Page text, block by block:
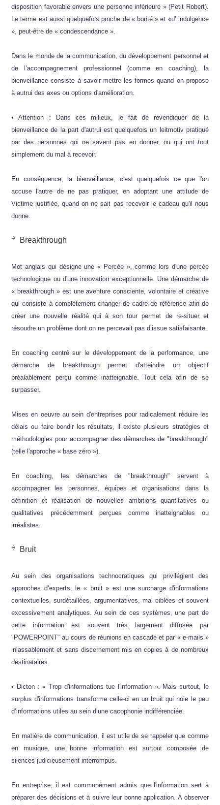
disposition favorable envers une personne inférieure » (Petit Robert).
Le terme est aussi quelquefois proche de « bonté » et «d’ indulgence
», peut-être de « condescendance ».
Dans le monde de la communication, du développement personnel et
de l’accompagnement professionnel (comme en coaching), la
bienveillance consiste à savoir mettre les formes quand on propose
à autrui des axes ou options d'amélioration.
• Attention : Dans ces milieux, le fait de revendiquer de la
bienveillance de la part d'autrui est quelquefois un leitmotiv pratiqué
par des personnes qui ne savent pas en donner, ou qui ont tout
simplement du mal à recevoir.
En conséquence, la bienveillance, c'est quelquefois ce que l'on
accuse l'autre de ne pas pratiquer, en adoptant une attitude de
Victime justifiée, quand on ne sait pas recevoir le cadeau qu'il nous
donne.
Breakthrough
Mot anglais qui désigne une « Percée », comme lors d'une percée
technologique ou d'une innovation exceptionnelle. Une démarche de
« breakthrough » est une aventure consciente, volontaire et créative
qui consiste à complètement changer de cadre de référence afin de
créer une nouvelle réalité qui à son tour permet de re-situer et
résoudre un problème dont on ne percevait pas d’issue satisfaisante.
En coaching centré sur le développement de la performance, une
démarche de breakthrough permet d'atteindre un objectif
préalablement perçu comme inatteignable. Tout cela afin de se
surpasser.
Mises en oeuvre au sein d'entreprises pour radicalement réduire les
délais ou faire bondir les résultats, il existe plusieurs stratégies et
méthodologies pour accompagner des démarches de "breakthrough"
(telle l'approche « base zéro »).
En coaching, les démarches de "breakthrough" servent à
accompagner les personnes, équipes et organisations dans la
définition et réalisation de nouvelles ambitions quantitatives ou
qualitatives précédemment perçues comme inatteignables ou
irréalistes.
Bruit
Au sein des organisations technocratiques qui privilégient des
approches d’experts, le « bruit » est une surcharge d'informations
contextuelles, surdétaillées, argumentatives, mal ciblées et souvent
excessivement analytiques. Au sein de ces systèmes, une part de
cette information est souvent très largement diffusée par
"POWERPOINT" au cours de réunions en cascade et par « e-mails »
inlassablement et sans discernement mis en copies à de nombreux
destinataires.
• Dicton : « Trop d'informations tue l'information ». Mais surtout, le
surplus d'informations transforme celle-ci en un bruit qui noie le peu
d’informations utiles au sein d’une cacophonie indifférenciée.
En matière de communication, il est utile de se rappeler que comme
en musique, une bonne information est surtout composée de
silences judicieusement interrompus.
En entreprise, il est communément admis que l'information sert à
préparer des décisions et à suivre leur bonne application. A observer